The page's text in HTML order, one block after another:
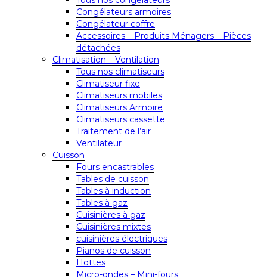
Congélateurs armoires
Congélateur coffre
Accessoires – Produits Ménagers – Pièces
détachées
Climatisation – Ventilation
Tous nos climatiseurs
Climatiseur fixe
Climatiseurs mobiles
Climatiseurs Armoire
Climatiseurs cassette
Traitement de l’air
Ventilateur
Cuisson
Fours encastrables
Tables de cuisson
Tables à induction
Tables à gaz
Cuisinières à gaz
Cuisinières mixtes
cuisinières électriques
Pianos de cuisson
Hottes
Micro-ondes – Mini-fours